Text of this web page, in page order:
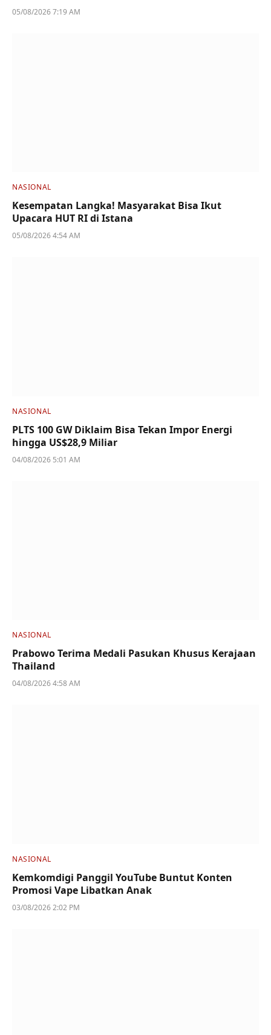
05/08/2026 7:19 AM
NASIONAL
Kesempatan Langka! Masyarakat Bisa Ikut
Upacara HUT RI di Istana
05/08/2026 4:54 AM
NASIONAL
PLTS 100 GW Diklaim Bisa Tekan Impor Energi
hingga US$28,9 Miliar
04/08/2026 5:01 AM
NASIONAL
Prabowo Terima Medali Pasukan Khusus Kerajaan
Thailand
04/08/2026 4:58 AM
NASIONAL
Kemkomdigi Panggil YouTube Buntut Konten
Promosi Vape Libatkan Anak
03/08/2026 2:02 PM